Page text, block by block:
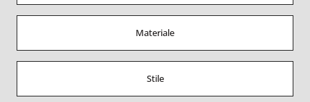
Materiale
Stile